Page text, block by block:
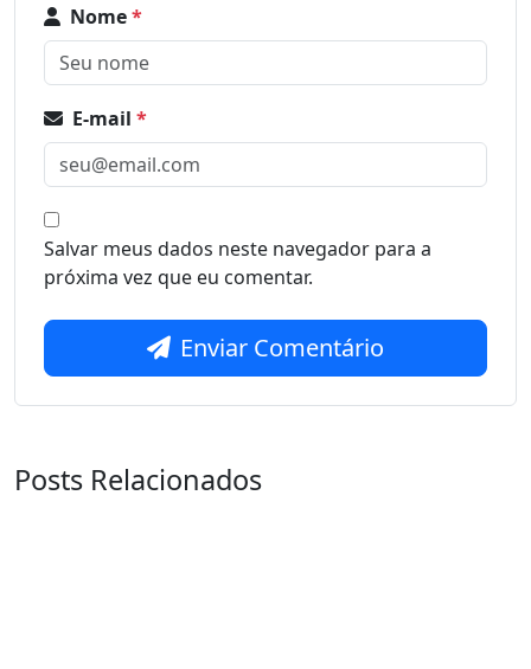
Nome*
E-mail *
Salvar meus dados neste navegador para a
próxima vez que eu comentar.
Enviar Comentário
Posts Relacionados